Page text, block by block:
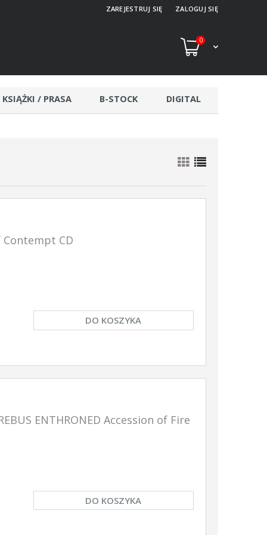
ZAREJESTRUJ SIĘ ZALOGUJ SIĘ
0
KSIĄŻKI / PRASA B-STOCK DIGITAL
NOWOŚĆ NOWOŚĆ
Contempt CD
DO KOSZYKA
ENTHRONED Accession of Fire
DO KOSZYKA